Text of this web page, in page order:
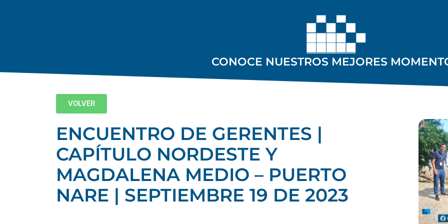
CONOCE NUESTROS MEJORES
VOLVER
ENCUENTRO DE GERENTES |
CAPÍTULO NORDESTE Y
MAGDALENA MEDIO – PUERTO
NARE | SEPTIEMBRE 19 DE 2023